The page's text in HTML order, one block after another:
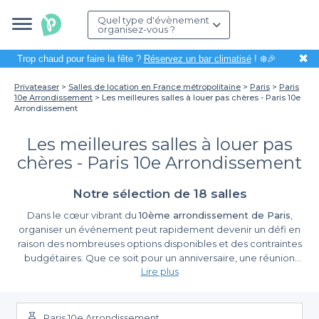
Quel type d'évènement
organisez-vous ?
Trop chaud pour faire la fête ? Réservez un bar climatisé! ❄️🎉 ✖
Privateaser Salles de location en France métropolitaine Paris
Paris
10e Arrondissement
Les meilleures salles à louer pas chères - Paris 10e
Arrondissement
Les meilleures salles à louer pas
chères - Paris 10e Arrondissement
Notre sélection de 18 salles
Dans le cœur vibrant du10ème arrondissement de Paris
organiser un événement peut rapidement devenir un défi en
raison des nombreuses options disponibles et des contraintes
budgétaires. Que ce soit pour un anniversaire, une réunion
professionnelle ou une fête familiale, il est essentiel de trouver
également à votre budget. Heureusement, grâce à notre
plateforme, nous vous proposons une sélection des meilleures
Une offre variée à portée de main
Lire plus